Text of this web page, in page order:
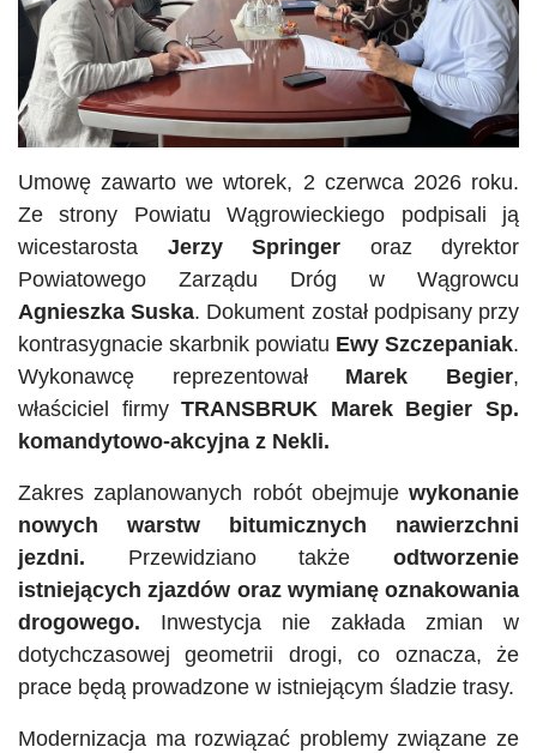
Umowę zawarto we wtorek, 2 czerwca 2026 roku.
Ze strony Powiatu Wągrowieckiego podpisali ją
wicestarosta Jerzy Springer oraz dyrektor
Powiatowego Zarządu Dróg w Wągrowcu
Agnieszka Suska. Dokument został podpisany przy
kontrasygnacie skarbnik powiatu Ewy Szczepaniak.
Wykonawcę reprezentowałMarek Begier,
właściciel firmyTRANSBRUK Marek Begier Sp.
komandytowo-akcyjna z Nekli.
Zakres zaplanowanych robót obejmuje wykonanie
nowych warstw bitumicznych nawierzchni
jezdni. Przewidziano takżeodtworzenie
istniejących zjazdów oraz wymianę oznakowania
drogowego. Inwestycja nie zakłada zmian w
dotychczasowej geometrii drogi, co oznacza, że
prace będą prowadzone w istniejącym śladzie trasy.
Modernizacja ma rozwiązać problemy związane ze